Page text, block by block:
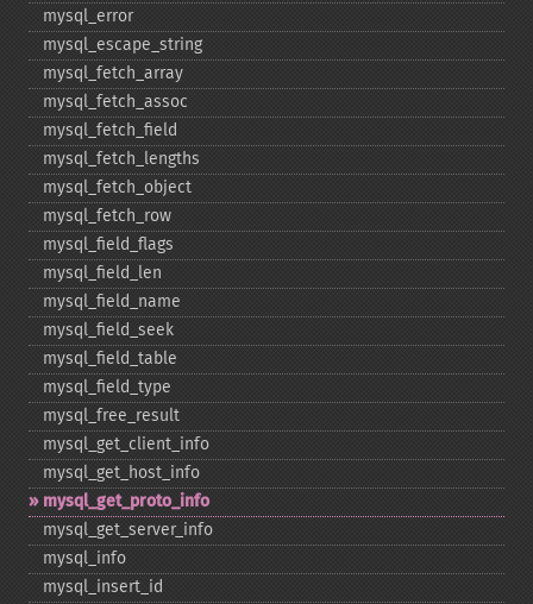
mysql_​error
mysql_​escape_​string
mysql_​fetch_​array
mysql_​fetch_​assoc
mysql_​fetch_​field
mysql_​fetch_​lengths
mysql_​fetch_​object
mysql_​fetch_​row
mysql_​field_​flags
mysql_​field_​len
mysql_​field_​name
mysql_​field_​seek
mysql_​field_​table
mysql_​field_​type
mysql_​free_​result
mysql_​get_​client_​info
mysql_​get_​host_​info
mysql_​get_​proto_​info
mysql_​get_​server_​info
mysql_​info
mysql_​insert_​id